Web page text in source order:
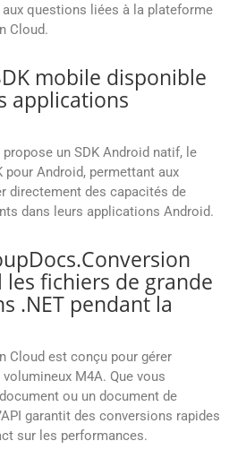
questions liées à la plateforme
Cloud.
mobile disponible
applications
un SDK Android natif, le
pour Android, permettant aux
directement des capacités de
dans leurs applications Android.
les fichiers de grande
.NET pendant la
Cloud est conçu pour gérer
M4A. Que vous
ou un document de
garantit des conversions rapides
sur les performances.